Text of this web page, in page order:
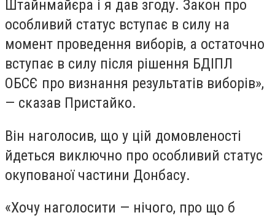
Штайнмайєра і я дав згоду. Закон про
особливий статус вступає в силу на
момент проведення виборів, а остаточно
вступає в силу після рішення БДІПЛ
ОБСЄ про визнання результатів виборів»,
— сказав Пристайко.
Він наголосив, що у цій домовленості
йдеться виключно про особливий статус
окупованої частини Донбасу.
«Хочу наголосити — нічого, про що б